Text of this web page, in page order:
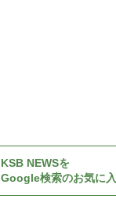
KSB NEWSを
Google検索のお気に